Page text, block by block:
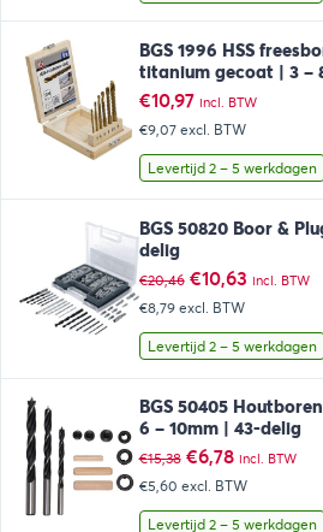
BGS 1996 HSS
titanium gecoat | 3 –
€10,97 incl. BTW
€9,07 excl. BTW
Levertijd 2 – 5 werkdagen
BGS 50820 Boor &
delig
€20,46 Oorspronkelijke
prijs
was:
€20,46.
€10,63Huidige
€10,63.
incl. BTW
€8,79 excl. BTW
Levertijd 2 – 5 werkdagen
BGS 50405
6 – 10mm | 43-delig
€15,38 Oorspronkelijke
prijs
was:
€15,38.
€6,78Huidige
prijs
is:
€6,78.
incl. BTW
€5,60 excl. BTW
Levertijd 2 – 5 werkdagen